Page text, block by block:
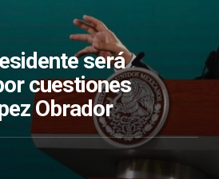
será
cuestiones
Obrador